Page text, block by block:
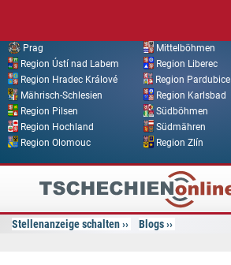
Prag
Mittelböhmen
Region Ústí nad Labem
Region Liberec
Region Hradec Králové
Region Pardubice
Mährisch-Schlesien
Region Karlsbad
Region Pilsen
Südböhmen
Region Hochland
Südmähren
Region Olomouc
Region Zlín
Tschechien
Online
Stellenanzeige schalten Blogs